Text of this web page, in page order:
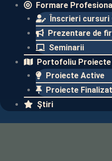
Formare
Înscrieri cursuri
Prezentare de
Seminarii
Portofoliu Proiecte
Proiecte Active
Proiecte
Ştiri